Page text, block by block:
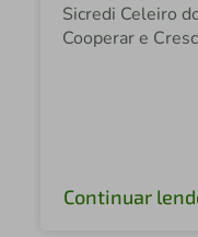
Sicredi Celeiro
Cooperar e
Continuar